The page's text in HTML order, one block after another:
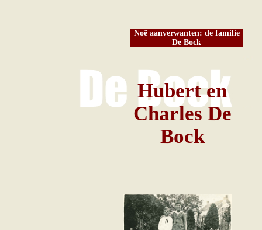
Noë aanverwanten: de familie
De Bock
Hubert en
Charles De
Bock